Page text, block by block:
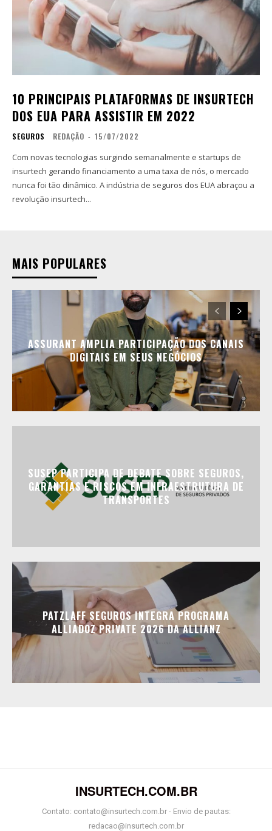
10 PRINCIPAIS PLATAFORMAS DE INSURTECH
DOS EUA PARA ASSISTIR EM 2022
SEGUROS REDAÇÃO - 15/07/2022
Com novas tecnologias surgindo semanalmente e startups de
insurtech gerando financiamento a uma taxa de nós, o mercado
nunca foi tão dinâmico. A indústria de seguros dos EUA abraçou a
revolução insurtech...
MAIS POPULARES
ASSURANT AMPLIA PARTICIPAÇÃO DOS CANAIS
DIGITAIS EM SEUS NEGÓCIOS
SUSEP PARTICIPA DE DEBATE SOBRE SEGUROS,
GARANTIAS E RISCOS EM INFRAESTRUTURA DE
TRANSPORTES
PATZLAFF SEGUROS INTEGRA PROGRAMA
ALLIADOZ PRIVATE 2026 DA ALLIANZ
INSURTECH.COM.BR
Contato: contato@insurtech.com.br - Envio de pautas:
redacao@insurtech.com.br